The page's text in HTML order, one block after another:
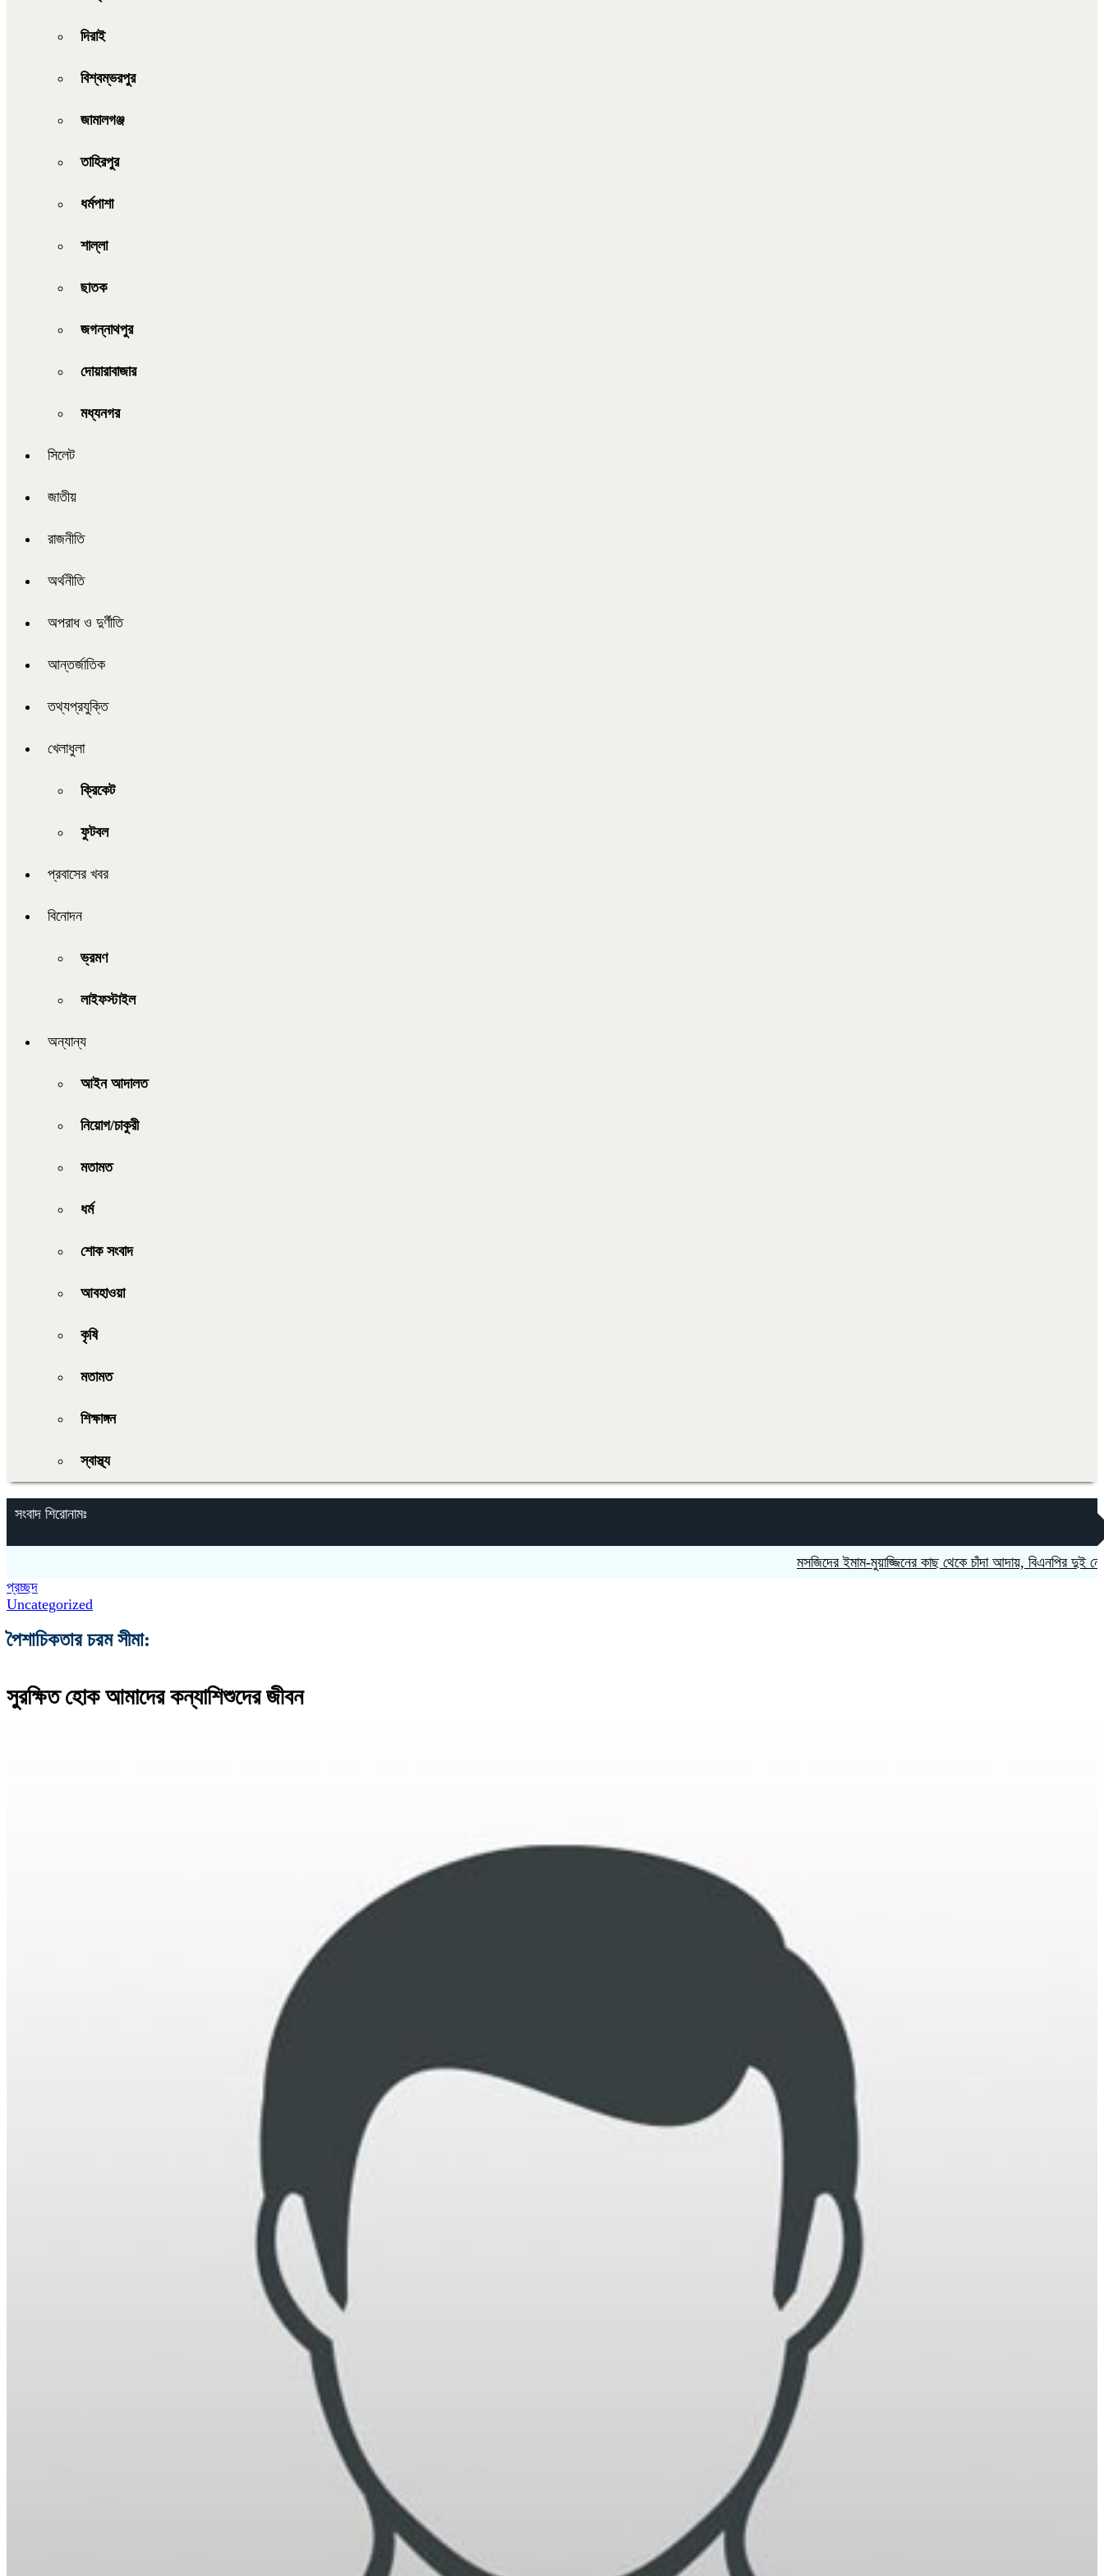
দিরাই
বিশ্বম্ভরপুর
জামালগঞ্জ
তাহিরপুর
ধর্মপাশা
শাল্লা
ছাতক
জগন্নাথপুর
দোয়ারাবাজার
মধ্যনগর
সিলেট
জাতীয়
রাজনীতি
অর্থনীতি
অপরাধ ও দুর্ণীতি
আন্তর্জাতিক
তথ্যপ্রযুক্তি
খেলাধুলা
ক্রিকেট
ফুটবল
প্রবাসের খবর
বিনোদন
ভ্রমণ
লাইফস্টাইল
অন্যান্য
আইন আদালত
নিয়োগ/চাকুরী
মতামত
ধর্ম
শোক সংবাদ
আবহাওয়া
কৃষি
মতামত
শিক্ষাঙ্গন
স্বাস্থ্য
সংবাদ শিরোনামঃ
মসজিদের ইমাম-মুয়াজ্জিনের কাছ থেকে চাঁদা আদায়, বিএনপির দুই নেতা
প্রচ্ছদ
Uncategorized
পৈশাচিকতার চরম সীমা:
সুরক্ষিত হোক আমাদের কন্যাশিশুদের জীবন